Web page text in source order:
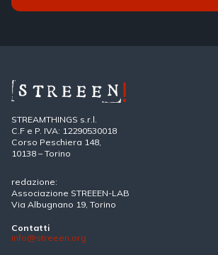
STREAMTHINGS s.r.l.
C.F e P. IVA: 12290530018
Corso Peschiera 148,
10138 – Torino
redazione:
Associazione STREEEN-LAB
Via Albugnano 19, Torino
Contatti
info@streeen.org